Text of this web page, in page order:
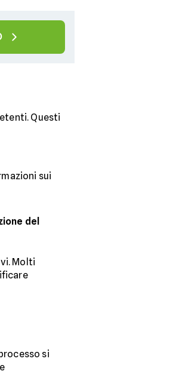
Questi
sui
del
Molti
si